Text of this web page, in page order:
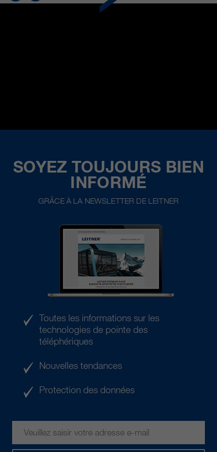
SOYEZ TOUJOURS BIEN
INFORMÉ
GRÂCE À LA NEWSLETTER DE LEITNER
Toutes les informations sur les
technologies de pointe des
téléphériques
Nouvelles tendances
Protection des données